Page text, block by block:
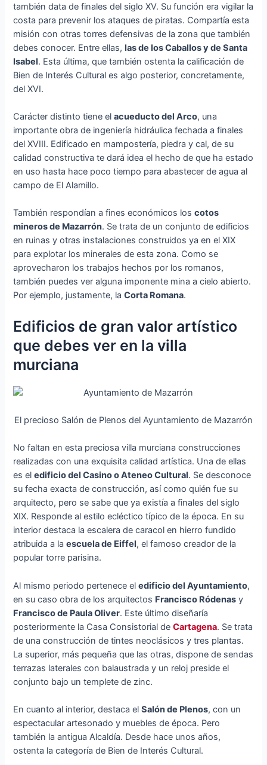
también data de finales del siglo XV. Su función era vigilar la
costa para prevenir los ataques de piratas. Compartía esta
misión con otras torres defensivas de la zona que también
debes conocer. Entre ellas,las de los Caballos y de Santa
Isabel. Esta última, que también ostenta la calificación de
Bien de Interés Cultural es algo posterior, concretamente,
del XVI.
Carácter distinto tiene elacueducto del Arco, una
importante obra de ingeniería hidráulica fechada a finales
del XVIII. Edificado en mampostería, piedra y cal, de su
calidad constructiva te dará idea el hecho de que ha estado
en uso hasta hace poco tiempo para abastecer de agua al
campo de El Alamillo.
También respondían a fines económicos loscotos
mineros de Mazarrón. Se trata de un conjunto de edificios
en ruinas y otras instalaciones construidos ya en el XIX
para explotar los minerales de esta zona. Como se
aprovecharon los trabajos hechos por los romanos,
también puedes ver alguna imponente mina a cielo abierto.
Por ejemplo, justamente, laCorta Romana.
Edificios de gran valor artístico
que debes ver en la villa
murciana
El precioso Salón de Plenos del Ayuntamiento de Mazarrón
No faltan en esta preciosa villa murciana construcciones
realizadas con una exquisita calidad artística. Una de ellas
es eledificio del Casino o Ateneo Cultural. Se desconoce
su fecha exacta de construcción, así como quién fue su
arquitecto, pero se sabe que ya existía a finales del siglo
XIX. Responde al estilo ecléctico típico de la época. En su
interior destaca la escalera de caracol en hierro fundido
atribuida a laescuela de Eiffel, el famoso creador de la
popular torre parisina.
Al mismo periodo pertenece eledificio del Ayuntamiento,
en su caso obra de los arquitectos Francisco Ródenas y
Francisco de Paula Oliver. Este último diseñaría
posteriormente la Casa Consistorial deCartagena. Se trata
de una construcción de tintes neoclásicos y tres plantas.
La superior, más pequeña que las otras, dispone de sendas
terrazas laterales con balaustrada y un reloj preside el
conjunto bajo un templete de zinc.
En cuanto al interior, destaca elSalón de Plenos, con un
espectacular artesonado y muebles de época. Pero
también la antigua Alcaldía. Desde hace unos años,
ostenta la categoría de Bien de Interés Cultural.